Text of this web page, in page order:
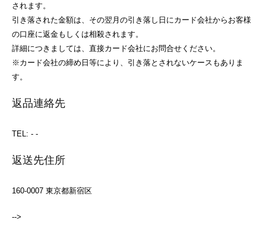
されます。
引き落された金額は、その翌月の引き落し日にカード会社からお客様
の口座に返金もしくは相殺されます。
詳細につきましては、直接カード会社にお問合せください。
※カード会社の締め日等により、引き落とされないケースもありま
す。
返品連絡先
TEL: - -
返送先住所
160-0007 東京都新宿区
-->